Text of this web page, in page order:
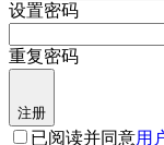
设置密码
重复密码
注册
已阅读并同意用